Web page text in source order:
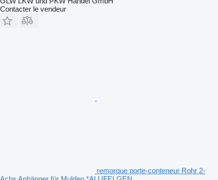
Contacter le vendeur
remorque porte-conteneur Rohr 2-